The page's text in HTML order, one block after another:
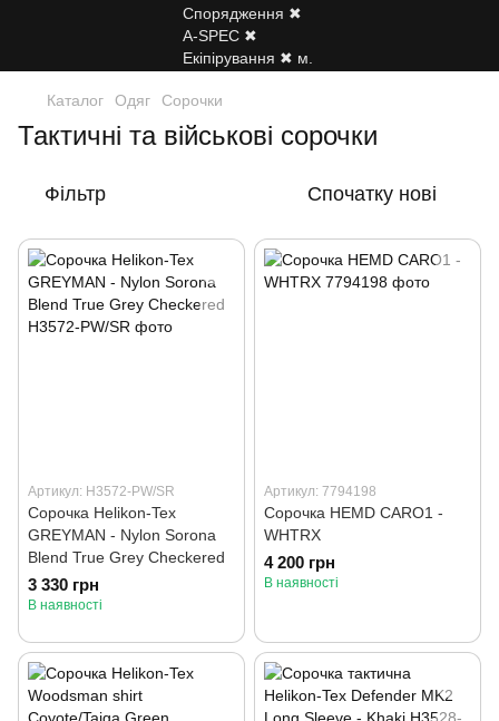
Каталог Одяг Сорочки
Тактичні та військові сорочки
Фільтр Спочатку нові
Артикул: H3572-PW/SR
Сорочка Helikon-Tex
GREYMAN - Nylon Sorona
Blend True Grey Checkered
3 330 грн
В наявності
Артикул: 7794198
Сорочка HEMD CARO1 -
WHTRX
4 200 грн
В наявності